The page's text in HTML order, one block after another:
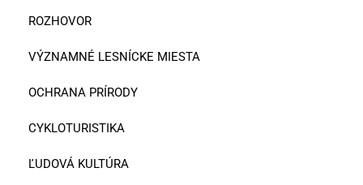
ROZHOVOR
VÝZNAMNÉ LESNÍCKE MIESTA
OCHRANA PRÍRODY
CYKLOTURISTIKA
ĽUDOVÁ KULTÚRA